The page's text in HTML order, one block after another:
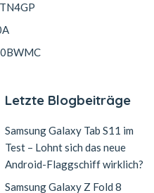
Letzte Blogbeiträge
Samsung Galaxy Tab S11 im
Test – Lohnt sich das neue
Android-Flaggschiff wirklich?
Samsung Galaxy Z Fold 8